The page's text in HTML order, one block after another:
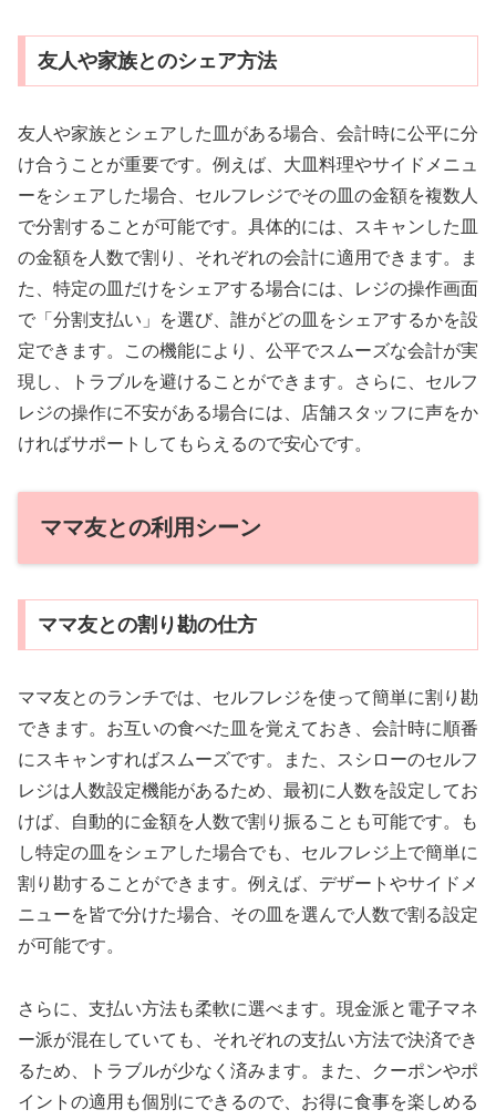
友人や家族とのシェア方法
友人や家族とシェアした皿がある場合、会計時に公平に分
け合うことが重要です。例えば、大皿料理やサイドメニュ
ーをシェアした場合、セルフレジでその皿の金額を複数人
で分割することが可能です。具体的には、スキャンした皿
の金額を人数で割り、それぞれの会計に適用できます。ま
た、特定の皿だけをシェアする場合には、レジの操作画面
で「分割支払い」を選び、誰がどの皿をシェアするかを設
定できます。この機能により、公平でスムーズな会計が実
現し、トラブルを避けることができます。さらに、セルフ
レジの操作に不安がある場合には、店舗スタッフに声をか
ければサポートしてもらえるので安心です。
ママ友との利用シーン
ママ友との割り勘の仕方
ママ友とのランチでは、セルフレジを使って簡単に割り勘
できます。お互いの食べた皿を覚えておき、会計時に順番
にスキャンすればスムーズです。また、スシローのセルフ
レジは人数設定機能があるため、最初に人数を設定してお
けば、自動的に金額を人数で割り振ることも可能です。も
し特定の皿をシェアした場合でも、セルフレジ上で簡単に
割り勘することができます。例えば、デザートやサイドメ
ニューを皆で分けた場合、その皿を選んで人数で割る設定
が可能です。
さらに、支払い方法も柔軟に選べます。現金派と電子マネ
ー派が混在していても、それぞれの支払い方法で決済でき
るため、トラブルが少なく済みます。また、クーポンやポ
イントの適用も個別にできるので、お得に食事を楽しめる